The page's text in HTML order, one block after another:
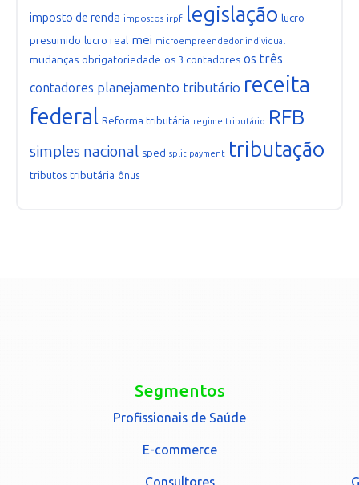
imposto de renda impostos irpf legislação lucro
presumido lucro real mei microempreendedor individual
mudanças obrigatoriedade os 3 contadores os três
contadores planejamento tributário receita
federal Reforma tributária regime tributário RFB
simples nacional sped split payment tributação
tributos tributária ônus
Segmentos
Profissionais de Saúde
E-commerce
Consultores